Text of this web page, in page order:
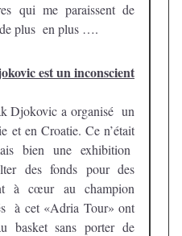
qui me paraissent de
plus en plus ….
est un inconscient
Djokovic a organisé un
et en Croatie. Ce n’était
bien une exhibition
des fonds pour des
à cœur au champion
à cet «Adria Tour» ont
basket sans porter de